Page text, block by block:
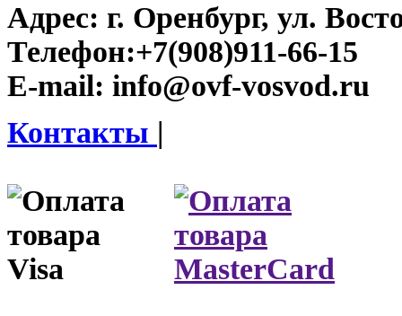
Адрес: г. Оренбург, ул.
Телефон:+7(908)911-66-15
E-mail: info@ovf-vosvod.ru
Контакты |